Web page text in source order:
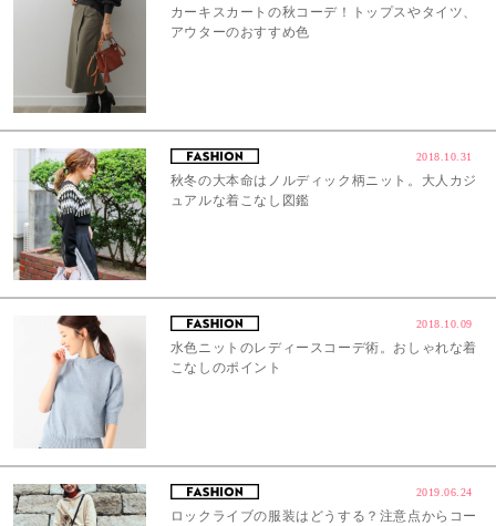
カーキスカートの秋コーデ！トップスやタイツ、
アウターのおすすめ色
2018.10.31
秋冬の大本命はノルディック柄ニット。大人カジ
ュアルな着こなし図鑑
2018.10.09
水色ニットのレディースコーデ術。おしゃれな着
こなしのポイント
2019.06.24
ロックライブの服装はどうする？注意点からコー